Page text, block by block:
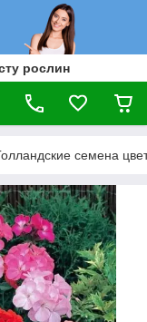
рослин
семена